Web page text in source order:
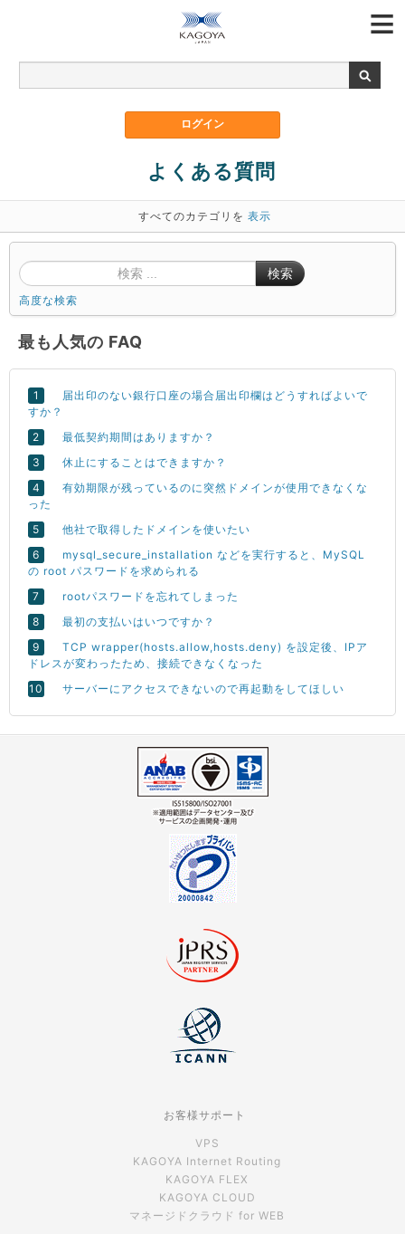
よくある質問
すべてのカテゴリを 表示
検索
高度な検索
最も人気の FAQ
届出印のない銀行口座の場合届出印欄はどうすればよいで
すか？
最低契約期間はありますか？
休止にすることはできますか？
有効期限が残っているのに突然ドメインが使用できなくな
った
他社で取得したドメインを使いたい
mysql_secure_installation などを実行すると、MySQL
の root パスワードを求められる
rootパスワードを忘れてしまった
最初の支払いはいつですか？
TCP wrapper(hosts.allow,hosts.deny) を設定後、IPア
ドレスが変わったため、接続できなくなった
サーバーにアクセスできないので再起動をしてほしい
お客様サポート
VPS
KAGOYA Internet Routing
KAGOYA FLEX
KAGOYA CLOUD
マネージドクラウド for WEB